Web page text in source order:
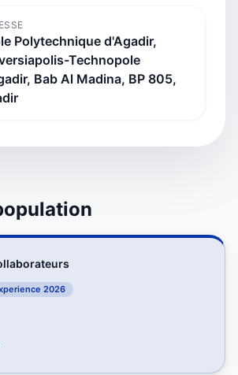
Polytechnique d'Agadir,
Technopole
Bab Al Madina, BP 805,
2026